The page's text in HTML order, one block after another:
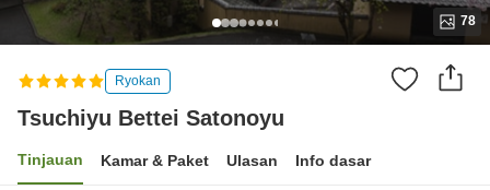
78
Ryokan
Tsuchiyu Bettei Satonoyu
Tinjauan Kamar & Paket Ulasan Info dasar